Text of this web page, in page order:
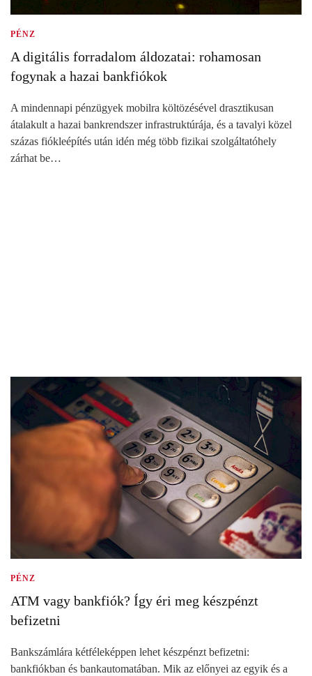
PÉNZ
A digitális forradalom áldozatai: rohamosan
fogynak a hazai bankfiókok
A mindennapi pénzügyek mobilra költözésével drasztikusan
átalakult a hazai bankrendszer infrastruktúrája, és a tavalyi közel
százas fiókleépítés után idén még több fizikai szolgáltatóhely
zárhat be…
PÉNZ
ATM vagy bankfiók? Így éri meg készpénzt
befizetni
Bankszámlára kétféleképpen lehet készpénzt befizetni:
bankfiókban és bankautomatában. Mik az előnyei az egyik és a